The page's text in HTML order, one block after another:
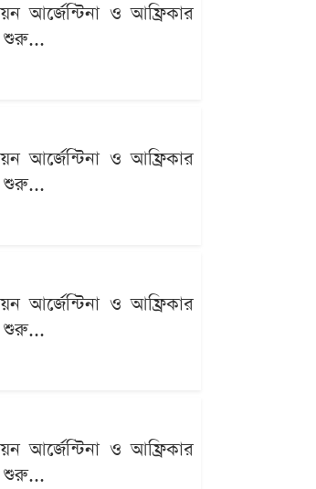
আর্জেন্টিনা ও আফ্রিকার
শুরু...
আর্জেন্টিনা ও আফ্রিকার
শুরু...
আর্জেন্টিনা ও আফ্রিকার
শুরু...
আর্জেন্টিনা ও আফ্রিকার
শুরু...